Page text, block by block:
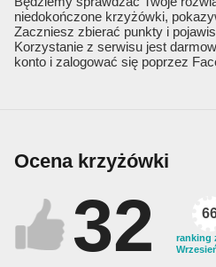
niedokończone krzyżówki,
Zaczniesz zbierać punkty i
Korzystanie z serwisu jest
konto i zalogować się poprzez
Ocena krzyżówki
32
ranking